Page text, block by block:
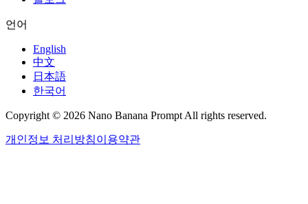
언어
English
中文
日本語
한국어
Copyright © 2026 Nano Banana Prompt All rights reserved.
개인정보 처리방침이용약관